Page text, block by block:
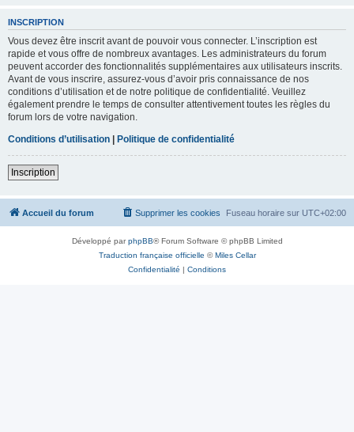
INSCRIPTION
Vous devez être inscrit avant de pouvoir vous connecter. L’inscription est
rapide et vous offre de nombreux avantages. Les administrateurs du forum
peuvent accorder des fonctionnalités supplémentaires aux utilisateurs inscrits.
Avant de vous inscrire, assurez-vous d’avoir pris connaissance de nos
conditions d’utilisation et de notre politique de confidentialité. Veuillez
également prendre le temps de consulter attentivement toutes les règles du
forum lors de votre navigation.
Conditions d’utilisation | Politique de confidentialité
Inscription
Accueil du forum Fuseau horaire sur UTC+02:00
Supprimer les cookies
Développé parphpBB® Forum Software © phpBB Limited
Traduction française officielle ©Miles Cellar
Confidentialité | Conditions